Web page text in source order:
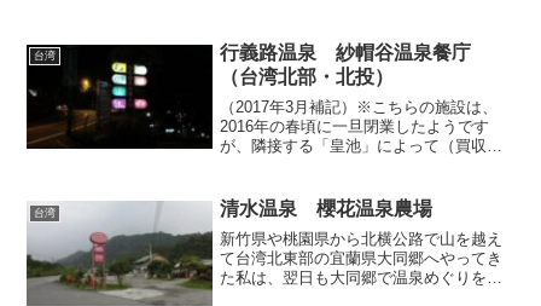
た。以前訪問時には無味乾燥としていた
駅構内のアンダーパスには...
台湾
行義路温泉 紗帽谷温泉餐庁
（台湾北部・北投）
（2017年3月補記）※こちらの施設は、
2016年の春頃に一旦閉業したようです
が、隣接する「皇池」によって（買収し
北の天母でコーヒーを飲んでいたら、近
くにある行義路（...
台湾 清水温泉 櫻花温泉農場
新竹県や桃園県から北横公路で山を越え
て台湾北東部の宜蘭県大同郷へやってき
た私は、翌日も大同郷で温泉めぐりをし